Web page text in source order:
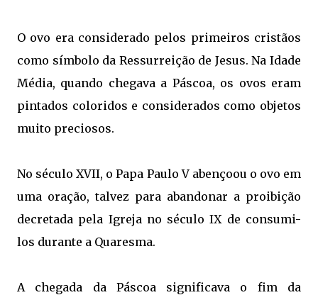
O ovo era considerado pelos primeiros cristãos
como símbolo da Ressurreição de Jesus. Na Idade
Média, quando chegava a Páscoa, os ovos eram
pintados coloridos e considerados como objetos
muito preciosos.
No século XVII, o Papa Paulo V abençoou o ovo em
uma oração, talvez para abandonar a proibição
decretada pela Igreja no século IX de consumi-
los durante a Quaresma.
A chegada da Páscoa significava o fim da